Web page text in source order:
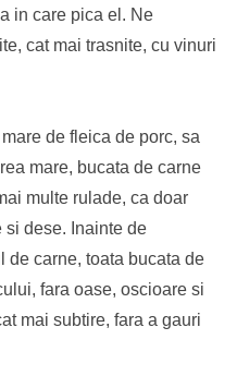
in care pica el. Ne
cat mai trasnite, cu vinuri
de fleica de porc, sa
mare, bucata de carne
multe rulade, ca doar
si dese. Inainte de
de carne, toata bucata de
fara oase, oscioare si
mai subtire, fara a gauri